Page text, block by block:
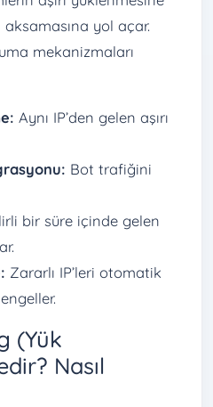
yol açar.
mekanizmaları
Aynı IP’den gelen aşırı
Bot trafiğini
bir süre içinde gelen
Zararlı IP’leri otomatik
(Yük
Nasıl